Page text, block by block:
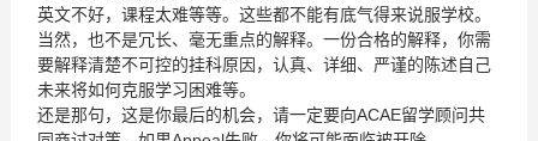
英文不好，课程太难等等。这些都不能有底气得来说服学校。
当然，也不是冗长、毫无重点的解释。一份合格的解释，你需
要解释清楚不可控的挂科原因，认真、详细、严谨的陈述自己
未来将如何克服学习困难等。
还是那句，这是你最后的机会，请一定要向ACAE留学顾问共